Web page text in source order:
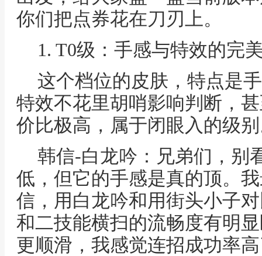
你们把点券花在刀刃上。
1. T0级：手感与特效的完
这个档位的皮肤，特点是
特效不花里胡哨影响判断，
价比极高，属于闭眼入的级
韩信-白龙吟：兄弟们，别
低，但它的手感是真的顶。
信，用白龙吟和用街头小子
和二技能横扫的流畅度有明
更顺滑，我感觉连招成功率